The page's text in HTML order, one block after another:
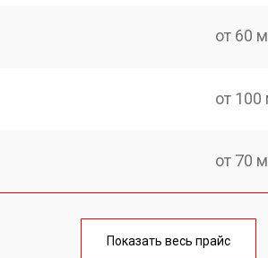
от 60
от 100
от 70
от 120
Показать весь прайс